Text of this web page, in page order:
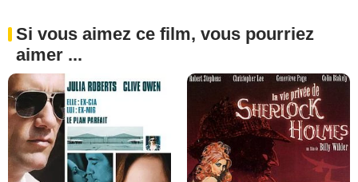
Si vous aimez ce film, vous pourriez
aimer ...